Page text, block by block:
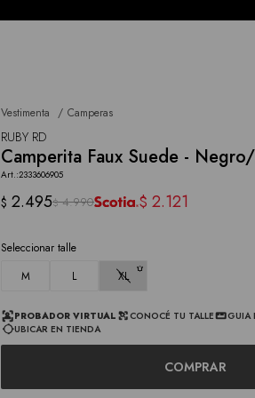
Vestimenta Camperas
RUBY RD
Camperita Faux Suede -
2333606905
$ 2.495$ 4.990 $ 2.121
Seleccionar talle
M
L XL
PROBADOR VIRTUAL CONOCÉ TU TALLE
GUIA
UBICAR EN TIENDA
COMPRAR